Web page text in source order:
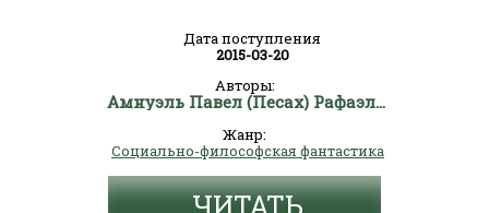
Дата поступления
2015-03-20
Авторы:
Амнуэль Павел (Песах) Рафаэлович
Жанр:
Социально-философская фантастика